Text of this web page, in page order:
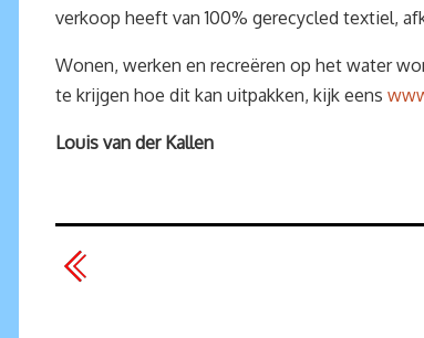
verkoop heeft van 100% gerecycled textiel,
Wonen, werken en recreëren op het water
te krijgen hoe dit kan uitpakken, kijk eens
Louis van der Kallen